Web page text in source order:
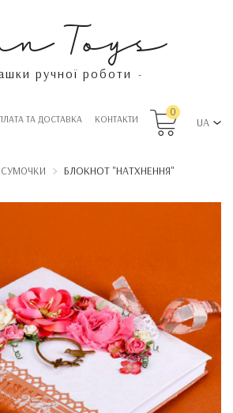
Toys
ручної роботи -
ТА ДОСТАВКА КОНТАКТИ
0
UA
СУМОЧКИ БЛОКНОТ "НАТХНЕННЯ"